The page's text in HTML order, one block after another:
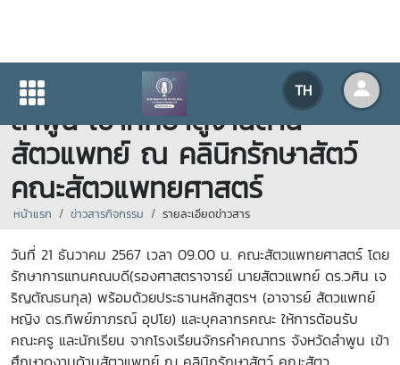
TH
โรงเรียนจักรคำคณาทร จังหวัด
ลำพูน เข้าศึกษาดูงานด้าน
สัตวแพทย์ ณ คลินิกรักษาสัตว์
คณะสัตวแพทยศาสตร์
หน้าแรก ข่าวสารกิจกรรม รายละเอียดข่าวสาร
วันที่ 21 ธันวาคม 2567 เวลา 09.00 น. คณะสัตวแพทยศาสตร์ โดย
รักษาการแทนคณบดี(รองศาสตราจารย์ นายสัตวแพทย์ ดร.วศิน เจ
ริญตัณธนกุล) พร้อมด้วยประธานหลักสูตรฯ (อาจารย์ สัตวแพทย์
หญิง ดร.ทิพย์ภาภรณ์ อุปโย) และบุคลากรคณะ ให้การต้อนรับ
คณะครู และนักเรียน จากโรงเรียนจักรคำคณาทร จังหวัดลำพูน เข้า